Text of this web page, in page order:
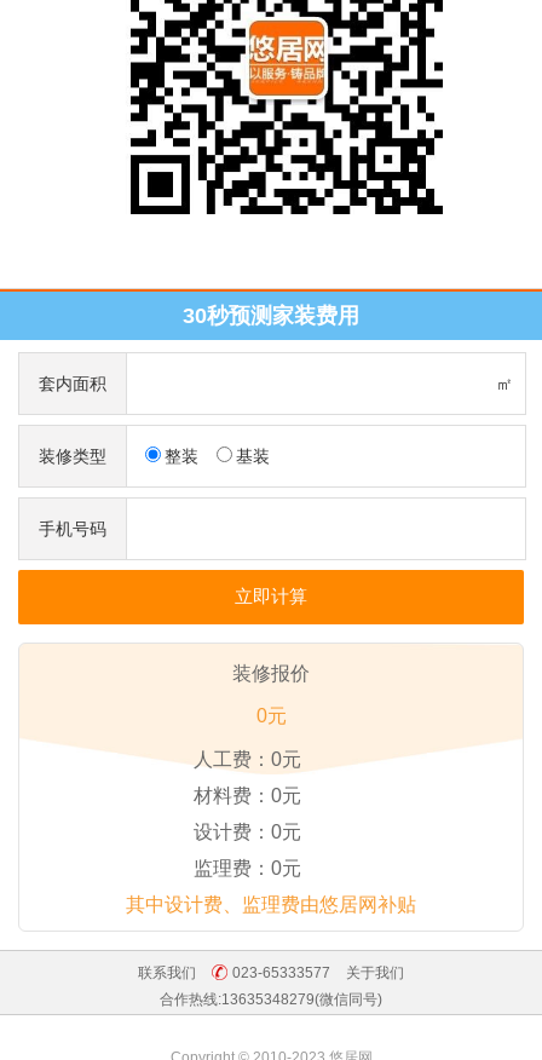
30秒预测家装费用
套内面积 ㎡
装修类型 整装 基装
手机号码
装修报价
0元
人工费： 0元
材料费： 0元
设计费： 0元
监理费： 0元
其中设计费、监理费由悠居网补贴
联系我们 023-65333577
关于我们
合作热线:13635348279(微信同号)